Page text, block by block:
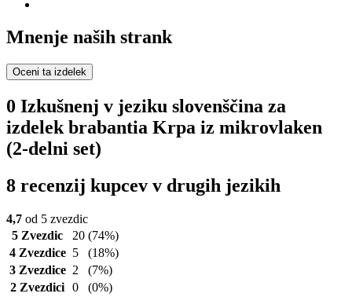
Mnenje naših strank
Oceni ta izdelek
0 Izkušnenj v jeziku slovenščina za
izdelek brabantia Krpa iz mikrovlaken
(2-delni set)
8 recenzij kupcev v drugih jezikih
4,7 od 5 zvezdic
5 Zvezdic
20 (74%)
4 Zvezdice 5
(18%)
3 Zvezdice 2
(7%)
2 Zvezdici 0
(0%)